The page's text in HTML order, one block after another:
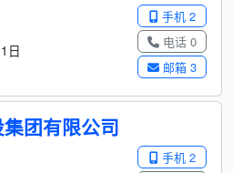
手机 2
电话 0
邮箱 3
日
团有限公司
手机 2